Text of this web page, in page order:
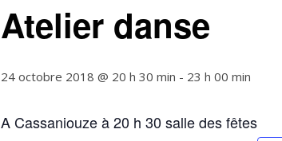
Atelier danse
24 octobre 2018 @ 20 h 30 min - 23 h 00 min
A Cassaniouze à 20 h 30 salle des fêtes